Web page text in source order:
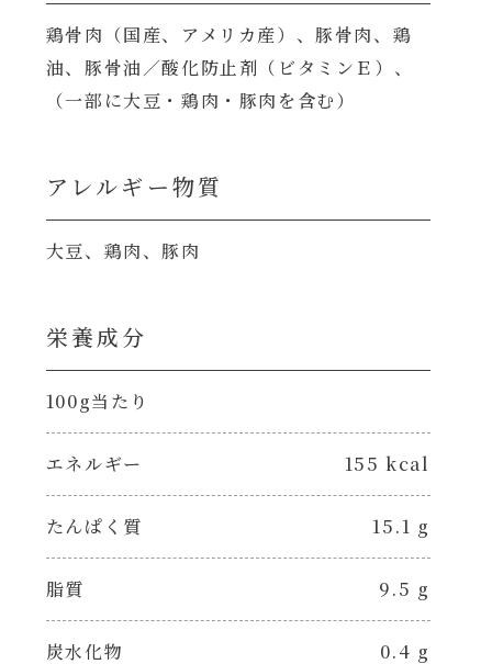
鶏骨肉（国産、アメリカ産）、豚骨肉、鶏
油、豚骨油／酸化防止剤（ビタミンＥ）、
（一部に大豆・鶏肉・豚肉を含む）
アレルギー物質
大豆、鶏肉、豚肉
栄養成分
100g当たり
エネルギー 155 kcal
たんぱく質 15.1 g
脂質 9.5 g
炭水化物 0.4 g